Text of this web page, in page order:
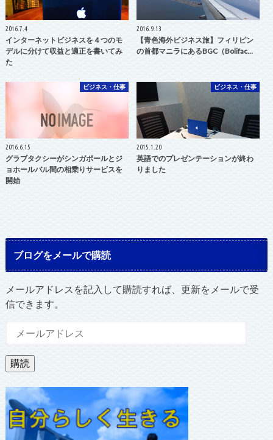
2016.7.4
インターネットビジネスを４つのモ
デルに分けて収益と適正を書いてみ
た
2016.9.13
【青色海外ビジネス旅】フィリピン
の首都マニラにあるBGC（Bolifac…
ビジネス・仕事
2016.6.15
グラブタクシーがシンガポールとジ
ョホールバル間の相乗りサービスを
開始
ビジネス・仕事
2015.1.20
英語でのプレゼンテーションが終わ
りました
ブログをメールで購読
メールアドレスを記入して購読すれば、更新をメールで受
信できます。
ル
ア
ド
レ
ス
購読